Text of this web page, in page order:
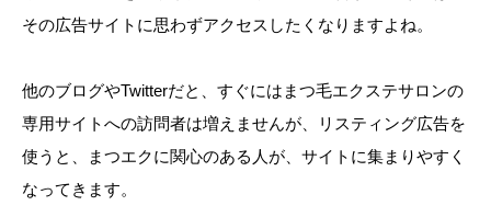
その広告サイトに思わずアクセスしたくなりますよね。
他のブログやTwitterだと、すぐにはまつ毛エクステサロンの
専用サイトへの訪問者は増えませんが、リスティング広告を
使うと、まつエクに関心のある人が、サイトに集まりやすく
なってきます。